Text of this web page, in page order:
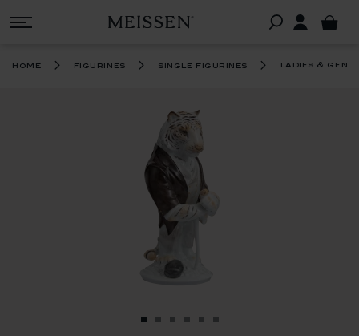
home figurines single figurines ladies &